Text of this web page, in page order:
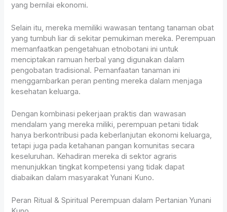
yang bernilai ekonomi.
Selain itu, mereka memiliki wawasan tentang tanaman obat
yang tumbuh liar di sekitar pemukiman mereka. Perempuan
memanfaatkan pengetahuan etnobotani ini untuk
menciptakan ramuan herbal yang digunakan dalam
pengobatan tradisional. Pemanfaatan tanaman ini
menggambarkan peran penting mereka dalam menjaga
kesehatan keluarga.
Dengan kombinasi pekerjaan praktis dan wawasan
mendalam yang mereka miliki, perempuan petani tidak
hanya berkontribusi pada keberlanjutan ekonomi keluarga,
tetapi juga pada ketahanan pangan komunitas secara
keseluruhan. Kehadiran mereka di sektor agraris
menunjukkan tingkat kompetensi yang tidak dapat
diabaikan dalam masyarakat Yunani Kuno.
Peran Ritual & Spiritual Perempuan dalam Pertanian Yunani